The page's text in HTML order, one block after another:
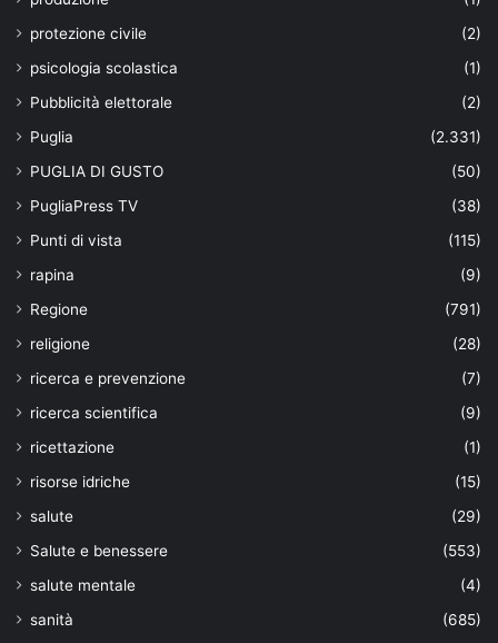
protezione civile
(2)
psicologia scolastica
(1)
Pubblicità elettorale
(2)
Puglia
(2.331)
PUGLIA DI GUSTO
(50)
PugliaPress TV
(38)
Punti di vista
(115)
rapina
(9)
Regione
(791)
religione
(28)
ricerca e prevenzione
(7)
ricerca scientifica
(9)
ricettazione
(1)
risorse idriche
(15)
salute
(29)
Salute e benessere
(553)
salute mentale
(4)
sanità
(685)